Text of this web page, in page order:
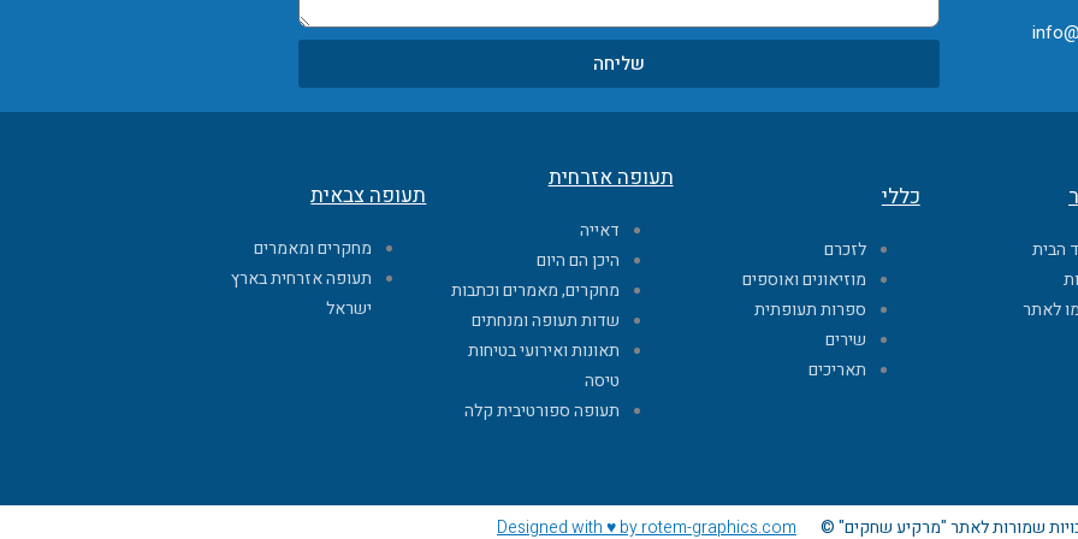
שליחה
הבית
לאתר
כללי
לזכרם
מוזיאונים ואוספים
ספרות תעופתית
שירים
תאריכים
תעופה אזרחית
דאייה
היכן הם היום
מחקרים, מאמרים וכתבות
שדות תעופה ומנחתים
תאונות ואירועי בטיחות
טיסה
תעופה ספורטיבית קלה
תעופה צבאית
מחקרים ומאמרים
תעופה אזרחית בארץ
ישראל
שמורות לאתר "מרקיע שחקים" © Designed with ♥ by rotem-graphics.com